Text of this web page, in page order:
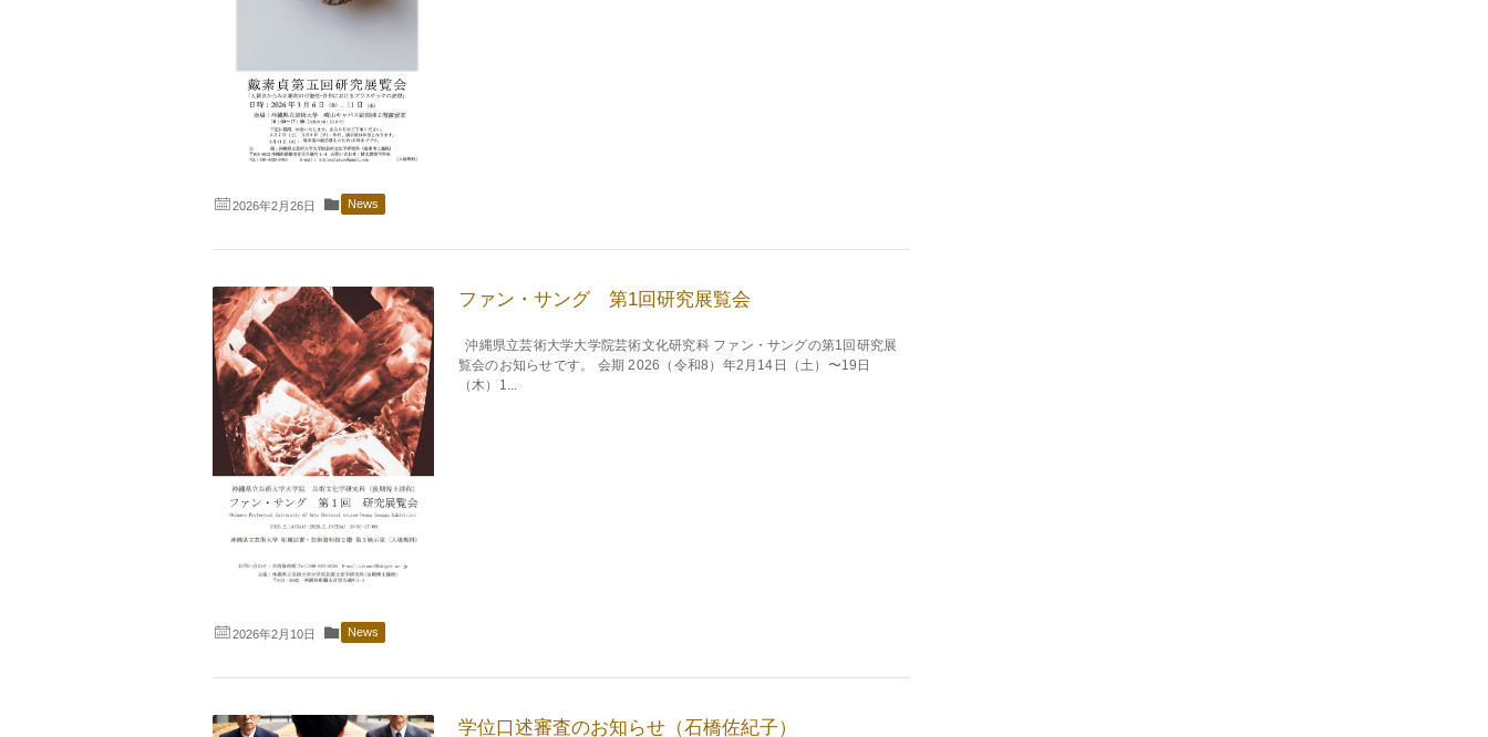
2026年2月26日 News
ファン・サング 第1回研究展覧会
沖縄県立芸術大学大学院芸術文化研究科 ファン・サングの第1回研究展
覧会のお知らせです。 会期 2026（令和8）年2月14日（土）〜19日
（木）1...
2026年2月10日 News
学位口述審査のお知らせ（石橋佐紀子）